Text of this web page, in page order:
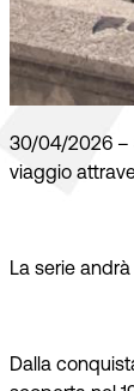
30/04/2026 –
viaggio
La serie
Dalla